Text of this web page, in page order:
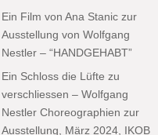
Ein Film von Ana Stanic zur
Ausstellung von Wolfgang
Nestler – “HANDGEHABT”
Ein Schloss die Lüfte zu
verschliessen – Wolfgang
Nestler Choreographien zur
Ausstellung, März 2024, IKOB